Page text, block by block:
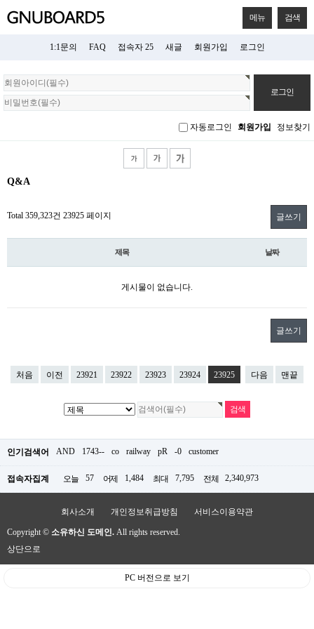
메뉴 검색
1:1문의 FAQ 접속자 25 새글 회원가입 로그인
회
원
로
자동로그인 회원가입 정보찾기
Q&A
Total 359,323건 23925 페이지 글쓰기
제목 날짜
게시물이 없습니다.
글쓰기
처음 이전 23921 23922 23923 23924 23925 다음 맨끝
인기검색어 AND 1743-- co railway pR -0 customer
접속자집계 오늘 57 어제 1,484 최대 7,795 전체 2,340,973
회사소개 개인정보취급방침 서비스이용약관
Copyright © 소유하신 도메인. All rights reserved.
상단으로
PC 버전으로 보기